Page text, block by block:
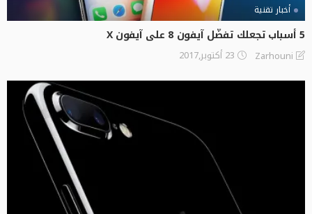
أخبار تقنية
5 أسباب تجعلك تفضّل آيفون 8 على آيفون X
Zarhouni 23 أكتوبر,2017